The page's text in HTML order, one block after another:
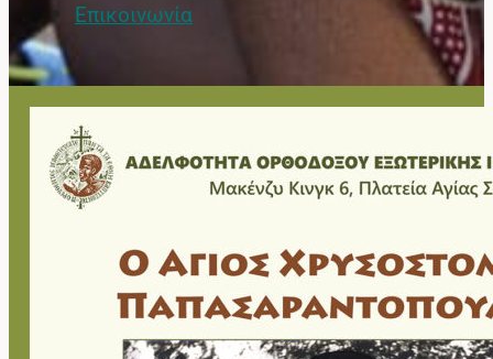
Επικοινωνία